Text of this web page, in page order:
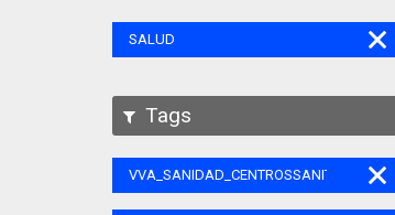
SALUD
Tags
VVA_SANIDAD_CENTROSSANITARIOS_105